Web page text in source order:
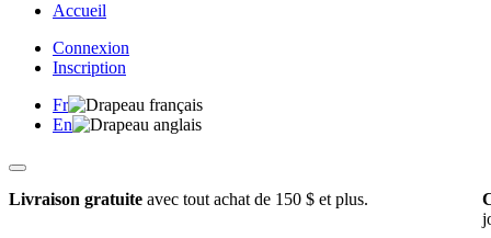
Accueil
Connexion
Inscription
Fr
En
Livraison gratuite avec tout achat de 150 $ et plus.